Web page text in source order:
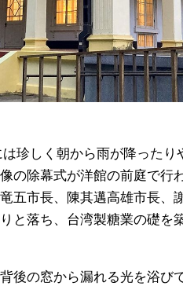
珍しく朝から雨が降った
の除幕式が洋館の前庭で行
五市長、陳其邁高雄市長、
と落ち、台湾製糖業の礎を
後の窓から漏れる光を浴び